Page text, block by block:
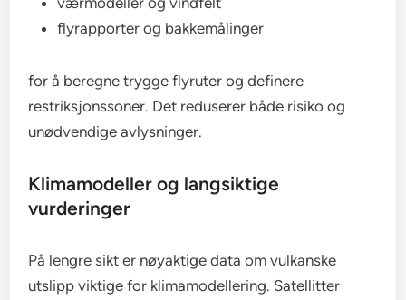
flyrapporter og bakkemålinger
for å beregne trygge flyruter og definere
restriksjonssoner. Det reduserer både risiko og
unødvendige avlysninger.
Klimamodeller og langsiktige
vurderinger
På lengre sikt er nøyaktige data om vulkanske
utslipp viktige for klimamodellering. Satellitter